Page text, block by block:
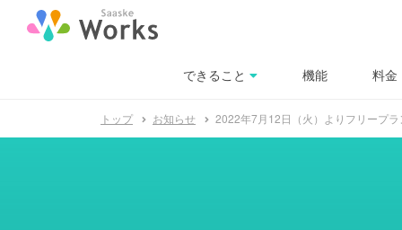
できること 機能 料金
トップ お知らせ 2022年7月12日（火）よりフリープ